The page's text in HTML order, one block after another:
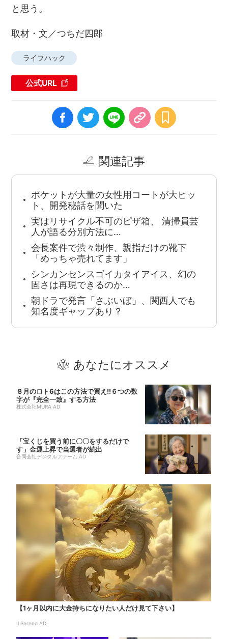
と思う。
取材・文／つちだ四郎
ライフハック
公式URL
関連記事
ポケットが大量の女性用コートが大ヒッ
ト、開発秘話を聞いた
実はリサイクル不可のピザ箱、 清掃員芸
人が語る分別方法に…
会長案件で渋々制作、親指だけの靴下
「めっちゃ売れてます」
シンカンセンスゴイカタイアイス、幻の
固さは再現できるのか…
朝ドラで発言「さぶいぼ」、関西人でも
知名度ギャップあり？
あなたにオススメ
８月のロト6はこの方法で買え!!６つの数
字が『完全一致』する方法
株式会社MURA AD
「宝くじを買う前に〇〇をするだけで
す」金運上昇で当選者が続出
合同会社デジタルファーム AD
【1ヶ月以内に大金持ちになりたい人だけ見て下さい】
Il Sereno AD